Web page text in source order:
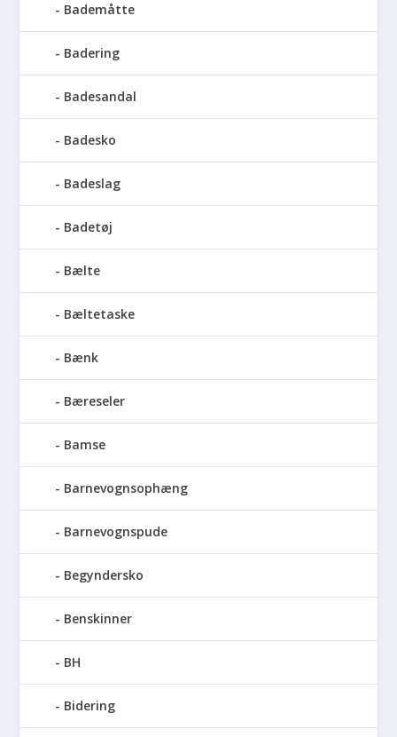
Bademåtte
Badering
Badesandal
Badesko
Badeslag
Badetøj
Bælte
Bæltetaske
Bænk
Bæreseler
Bamse
Barnevognsophæng
Barnevognspude
Begyndersko
Benskinner
BH
Bidering